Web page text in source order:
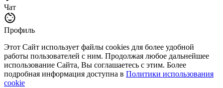
Чат
Профиль
Этот Сайт использует файлы cookies для более удобной
работы пользователей с ним. Продолжая любое дальнейшее
использование Сайта, Вы соглашаетесь с этим. Более
подробная информация доступна в Политики использования
cookie